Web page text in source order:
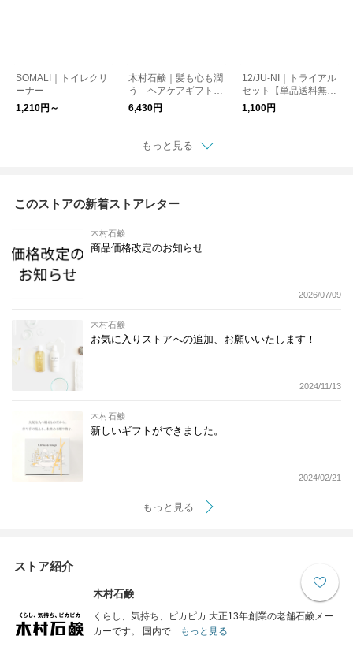
SOMALI｜トイレクリ
ーナー
1,210円～
木村石鹸｜髪も心も潤
う ヘアケアギフト
（J1）
6,430円
12/JU-NI｜トライアル
セット【単品送料無
料】
1,100円
もっと見る
このストアの新着ストアレター
木村石鹸
商品価格改定のお知らせ
2026/07/09
木村石鹸
お気に入りストアへの追加、お願いいたします！
2024/11/13
木村石鹸
新しいギフトができました。
2024/02/21
もっと見る
ストア紹介
木村石鹸
くらし、気持ち、ピカピカ 大正13年創業の老舗石鹸メー
カーです。 国内で...もっと見る